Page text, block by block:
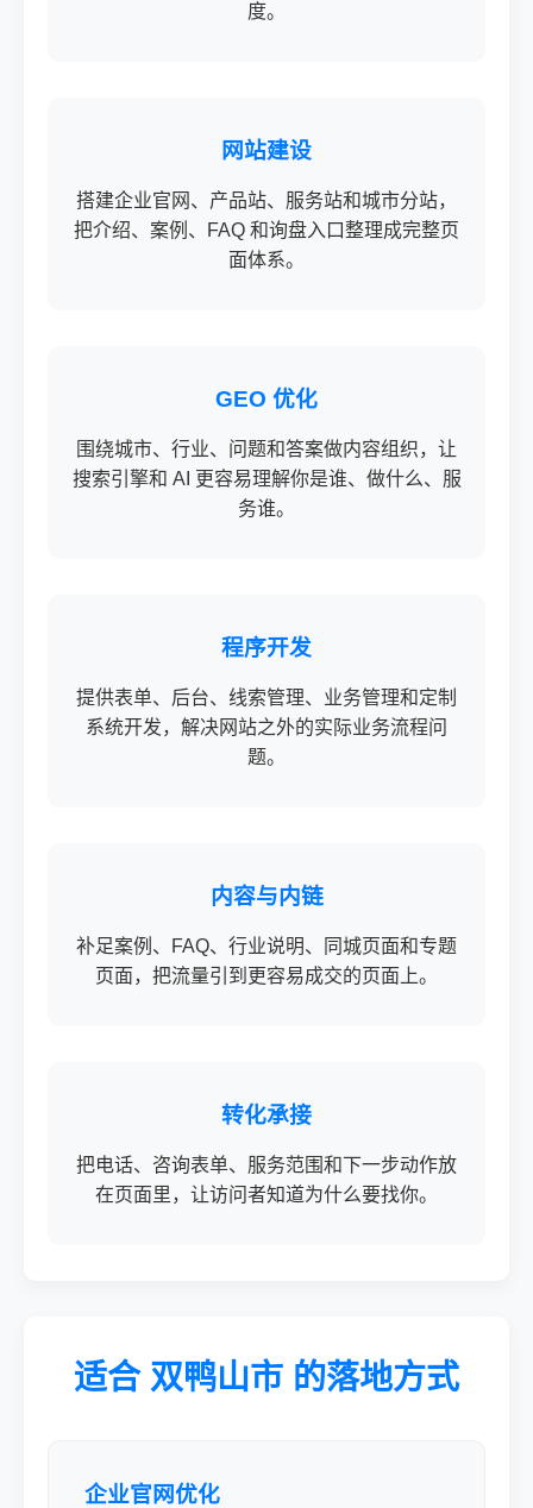
度。
网站建设
搭建企业官网、产品站、服务站和城市分站，
把介绍、案例、FAQ 和询盘入口整理成完整页
面体系。
GEO 优化
围绕城市、行业、问题和答案做内容组织，让
搜索引擎和 AI 更容易理解你是谁、做什么、服
务谁。
程序开发
提供表单、后台、线索管理、业务管理和定制
系统开发，解决网站之外的实际业务流程问
题。
内容与内链
补足案例、FAQ、行业说明、同城页面和专题
页面，把流量引到更容易成交的页面上。
转化承接
把电话、咨询表单、服务范围和下一步动作放
在页面里，让访问者知道为什么要找你。
适合 双鸭山市 的落地方式
企业官网优化